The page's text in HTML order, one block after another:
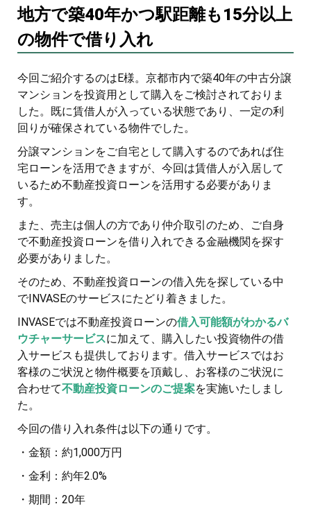
地方で築40年かつ駅距離も15分以上
の物件で借り入れ
今回ご紹介するのはE様。京都市内で築40年の中古分譲
マンションを投資用として購入をご検討されておりま
した。既に賃借人が入っている状態であり、一定の利
回りが確保されている物件でした。
分譲マンションをご自宅として購入するのであれば住
宅ローンを活用できますが、今回は賃借人が入居して
いるため不動産投資ローンを活用する必要がありま
す。
また、売主は個人の方であり仲介取引のため、ご自身
で不動産投資ローンを借り入れできる金融機関を探す
必要がありました。
そのため、不動産投資ローンの借入先を探している中
でINVASEのサービスにたどり着きました。
INVASEでは不動産投資ローンの借入可能額がわかるバ
ウチャーサービスに加えて、購入したい投資物件の借
入サービスも提供しております。借入サービスではお
客様のご状況と物件概要を頂戴し、お客様のご状況に
合わせて不動産投資ローンのご提案を実施いたしまし
た。
今回の借り入れ条件は以下の通りです。
・金額：約1,000万円
・金利：約年2.0%
・期間：20年